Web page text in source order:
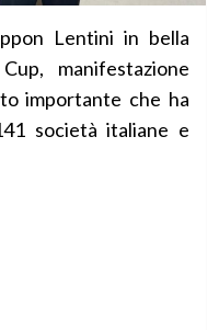
Lentini in bella
manifestazione
importante che ha
società italiane e